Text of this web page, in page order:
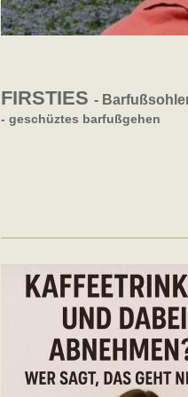
FIRSTIES -
- geschüztes barfußgehen